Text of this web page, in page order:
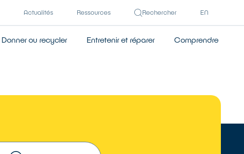
Actualités Ressources Rechercher EN
Donner ou recycler Entretenir et réparer Comprendre